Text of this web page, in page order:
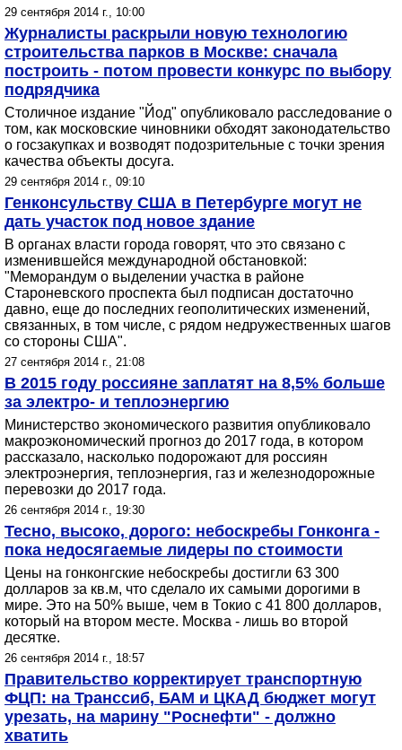
29 сентября 2014 г., 10:00
Журналисты раскрыли новую технологию
строительства парков в Москве: сначала
построить - потом провести конкурс по выбору
подрядчика
Столичное издание "Йод" опубликовало расследование о
том, как московские чиновники обходят законодательство
о госзакупках и возводят подозрительные с точки зрения
качества объекты досуга.
29 сентября 2014 г., 09:10
Генконсульству США в Петербурге могут не
дать участок под новое здание
В органах власти города говорят, что это связано с
изменившейся международной обстановкой:
"Меморандум о выделении участка в районе
Староневского проспекта был подписан достаточно
давно, еще до последних геополитических изменений,
связанных, в том числе, с рядом недружественных шагов
со стороны США".
27 сентября 2014 г., 21:08
В 2015 году россияне заплатят на 8,5% больше
за электро- и теплоэнергию
Министерство экономического развития опубликовало
макроэкономический прогноз до 2017 года, в котором
рассказало, насколько подорожают для россиян
электроэнергия, теплоэнергия, газ и железнодорожные
перевозки до 2017 года.
26 сентября 2014 г., 19:30
Тесно, высоко, дорого: небоскребы Гонконга -
пока недосягаемые лидеры по стоимости
Цены на гонконгские небоскребы достигли 63 300
долларов за кв.м, что сделало их самыми дорогими в
мире. Это на 50% выше, чем в Токио с 41 800 долларов,
который на втором месте. Москва - лишь во второй
десятке.
26 сентября 2014 г., 18:57
Правительство корректирует транспортную
ФЦП: на Транссиб, БАМ и ЦКАД бюджет могут
урезать, на марину "Роснефти" - должно
хватить